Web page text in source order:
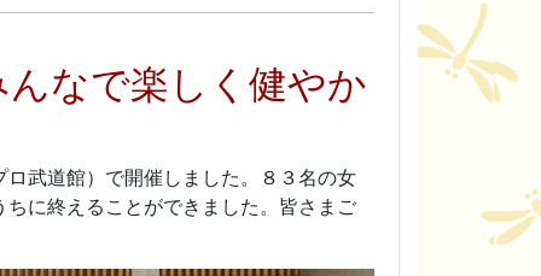
なで楽しく健やか
武道館）で開催しました。８３名の女
に終えることができました。皆さまご